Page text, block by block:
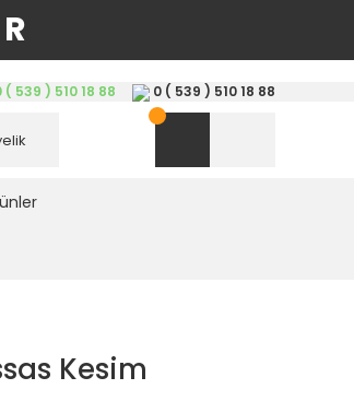
( 539 ) 510 18 88 0 ( 539 ) 510 18 88
Kesim